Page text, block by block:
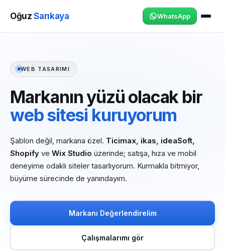
OğuzSarıkaya WhatsApp
WEB TASARIMI
Markanın yüzü olacak bir
web sitesi kuruyorum
Şablon değil, markana özel. Ticimax, ikas, ideaSoft,
Shopify ve Wix Studio üzerinde; satışa, hıza ve mobil
deneyime odaklı siteler tasarlıyorum. Kurmakla bitmiyor,
büyüme sürecinde de yanındayım.
Markanı Değerlendirelim
Çalışmalarımı gör